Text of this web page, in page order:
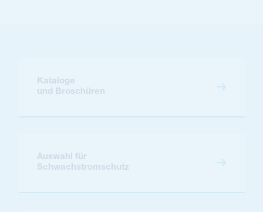
Kataloge
und Broschüren
Auswahl für
Schwachstromschutz